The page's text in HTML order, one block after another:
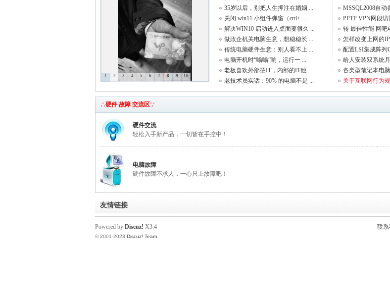
脑
互
1 2 3 4 5 6 7 8 9 10
35岁以后，别把人生押注在婚姻 ...
关闭 win11 小组件弹窗（ctrl+ ...
解决WIN10 启动进入桌面要很久 ...
做政企机关电脑生意，想稳稳长 ...
传统电脑硬件生意：别人看不上 ...
电脑开机时“嗡嗡”响，运行一 ...
老板喜欢外部招IT，内部的IT他 ...
老技术员实话：90% 的电脑不是 ...
MSSQL2008自动
PPTP VPN网段
转 最佳性能 网吧
怎样改变上网的
配置LSI集成阵列
给人安装双系统
各类型笔记本电
关于互联网行为
∴硬件 故障 交流区∵
硬件交流
轻松入手新产品，一切皆在手控中！
电脑故障
硬件故障不求人，一心只上故障吧！
友情链接
联系
Powered by Discuz! X3.4
© 2001-2023 Discuz! Team